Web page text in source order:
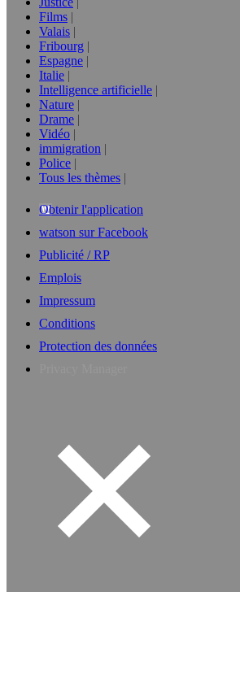
Films
Valais
Fribourg
Espagne
Italie
Intelligence artificielle
Nature
Drame
Vidéo
immigration
Police
Tous les thèmes
Obtenir l'application
watson sur Facebook
Publicité / RP
Emplois
Impressum
Conditions
Protection des données